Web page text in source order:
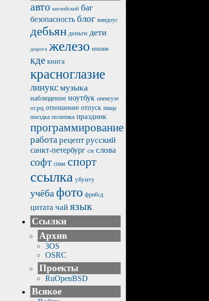
авто английский баг
безопасность блог виндоус
дебьян деньги дети
дорога железо италия
кде книга
красноглазие
линукс музыка
наблюдение ноутбук опенсузе
осрц отношение отпуск пища
поездка политика праздник
программирование
работа рецепт русский
санкт-петербург си слова
софт спам спорт
ссылка убунту
учёба фото фрибсд
цитата чай язык
Ссылки
Архив
3OS
OSRC
Проекты
RuOpenBSD
Всякое